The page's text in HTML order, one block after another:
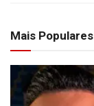
Mais Populares